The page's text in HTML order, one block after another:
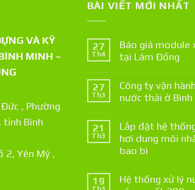
VÀ KỸ
MINH –
, Phường
tỉnh Bình
2, Yên Mỹ ,
BÀI VIẾT MỚI NHẤT
27
Th4
Báo giá module
tại Lâm Đồng
27
Th3
Công ty vận
nước thải ở Bình
21
Th3
Lắp đặt hệ
hơi dung môi
bao bì
19
Hệ thống xử lý